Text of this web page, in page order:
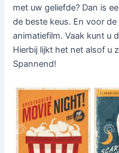
met uw geliefde? Dan is
de beste keus. En voor
animatiefilm. Vaak kunt u
Hierbij lijkt het net alsof u
Spannend!